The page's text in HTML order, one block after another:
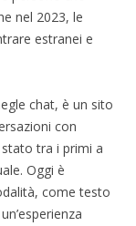
nel 2023, le
estranei e
chat, è un sito
con
tra i primi a
Oggi è
come testo